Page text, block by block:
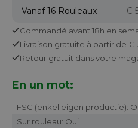
Vanaf 16 Rouleaux €
Commandé avant 18h en
Livraison gratuite à partir de €
Retour gratuit dans votre
En un mot:
FSC (enkel eigen productie):
Sur rouleau: Oui